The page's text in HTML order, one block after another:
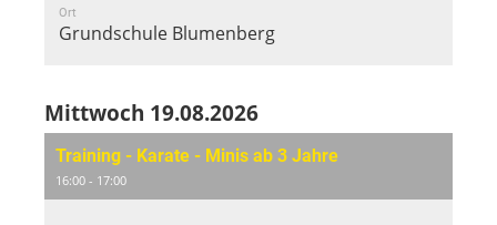
Ort
Grundschule Blumenberg
Mittwoch 19.08.2026
Training - Karate - Minis ab 3 Jahre
16:00 - 17:00